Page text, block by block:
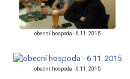
obecní hospoda - 6.11. 2015
obecní hospoda - 6.11. 2015